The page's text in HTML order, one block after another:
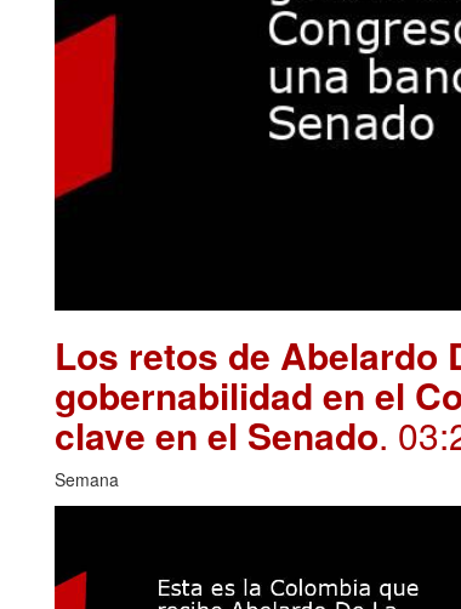
Los retos de Abelardo
gobernabilidad en el
clave en el Senado.
Semana